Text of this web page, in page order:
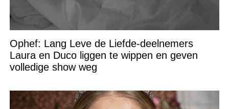
Ophef: Lang Leve de Liefde-deelnemers
Laura en Duco liggen te wippen en geven
volledige show weg